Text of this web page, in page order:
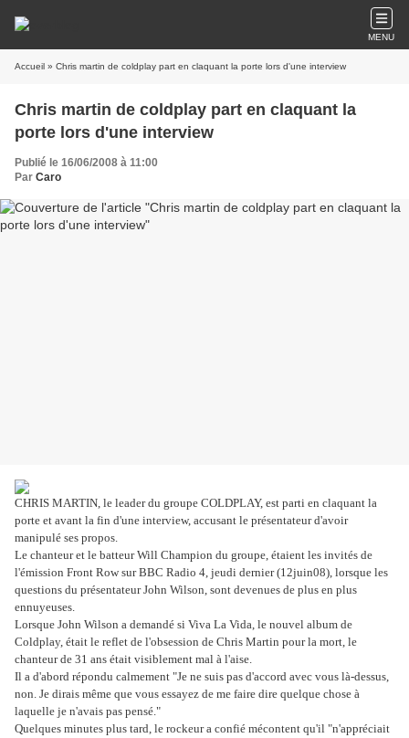
MENU
Accueil » Chris martin de coldplay part en claquant la porte lors d'une interview
Chris martin de coldplay part en claquant la
porte lors d'une interview
Publié le 16/06/2008 à 11:00
Par Caro
CHRIS MARTIN, le leader du groupe COLDPLAY, est parti en claquant la
porte et avant la fin d'une interview, accusant le présentateur d'avoir
manipulé ses propos.
Le chanteur et le batteur Will Champion du groupe, étaient les invités de
l'émission Front Row sur BBC Radio 4, jeudi dernier (12juin08), lorsque les
questions du présentateur John Wilson, sont devenues de plus en plus
ennuyeuses.
Lorsque John Wilson a demandé si Viva La Vida, le nouvel album de
Coldplay, était le reflet de l'obsession de Chris Martin pour la mort, le
chanteur de 31 ans était visiblement mal à l'aise.
Il a d'abord répondu calmement "Je ne suis pas d'accord avec vous là-dessus,
non. Je dirais même que vous essayez de me faire dire quelque chose à
laquelle je n'avais pas pensé."
Quelques minutes plus tard, le rockeur a confié mécontent qu'il "n'appréciait